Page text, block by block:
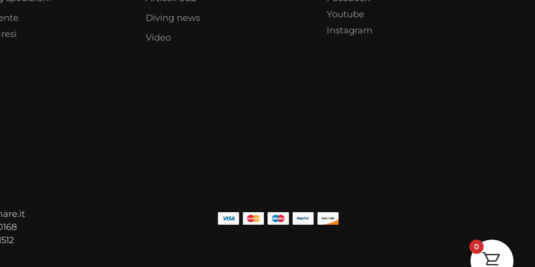
Diving news
Video
Youtube
Instagram
0